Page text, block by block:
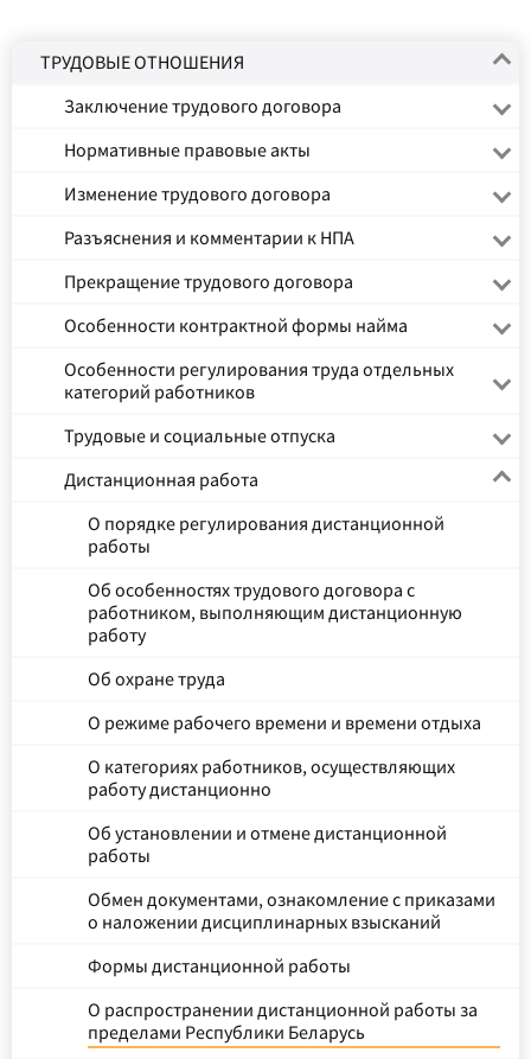
ТРУДОВЫЕ ОТНОШЕНИЯ
Заключение трудового договора
Нормативные правовые акты
Изменение трудового договора
Разъяснения и комментарии к НПА
Прекращение трудового договора
Особенности контрактной формы найма
Особенности регулирования труда отдельных
категорий работников
Трудовые и социальные отпуска
Дистанционная работа
О порядке регулирования дистанционной
работы
Об особенностях трудового договора с
работником, выполняющим дистанционную
работу
Об охране труда
О режиме рабочего времени и времени отдыха
О категориях работников, осуществляющих
работу дистанционно
Об установлении и отмене дистанционной
работы
Обмен документами, ознакомление с приказами
о наложении дисциплинарных взысканий
Формы дистанционной работы
О распространении дистанционной работы за
пределами Республики Беларусь